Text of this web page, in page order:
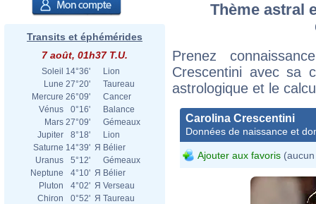
Transits et éphémérides
7 août, 01h37 T.U.
Soleil 14°36'
Lion
Lune 27°20'
Taureau
Mercure 26°09'
Cancer
Vénus
0°16'
Balance
Mars 27°09'
Gémeaux
Jupiter
8°18'
Lion
Saturne 14°39' Я Bélier
Uranus
5°12'
Gémeaux
Neptune
4°10' Я Bélier
Pluton
4°02' Я Verseau
Chiron
0°52' Я Taureau
Thème astral
Prenez
Crescentini avec sa
astrologique et le
Carolina Crescentini
Données de naissance et
Ajouter aux favoris